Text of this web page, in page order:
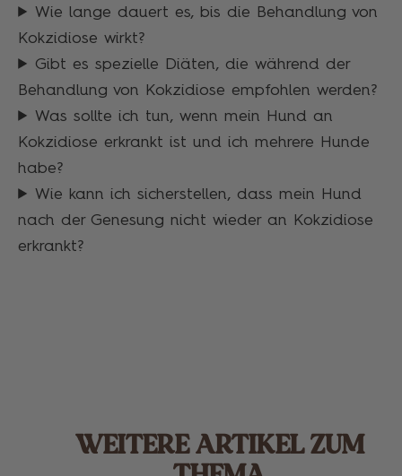
Wie lange dauert es, bis die Behandlung von
Kokzidiose wirkt?
Gibt es spezielle Diäten, die während der
Behandlung von Kokzidiose empfohlen werden?
Was sollte ich tun, wenn mein Hund an
Kokzidiose erkrankt ist und ich mehrere Hunde
habe?
Wie kann ich sicherstellen, dass mein Hund
nach der Genesung nicht wieder an Kokzidiose
erkrankt?
WEITERE ARTIKEL ZUM